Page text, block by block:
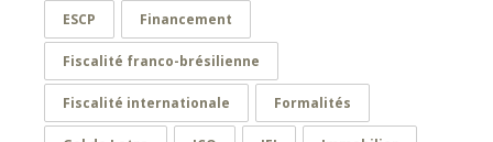
ESCP Financement
Fiscalité franco-brésilienne
Fiscalité internationale Formalités